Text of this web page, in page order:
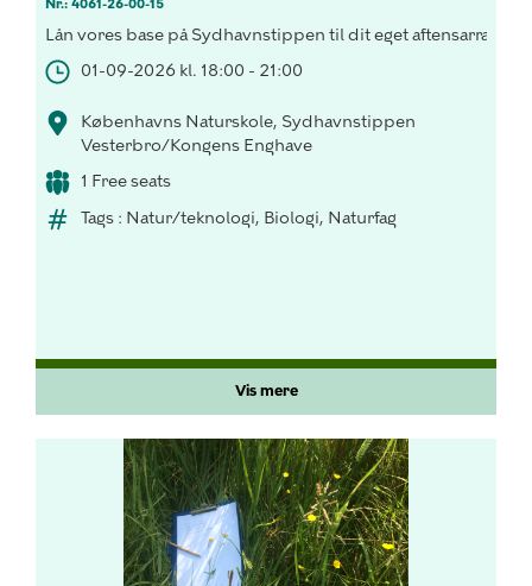
Nr.: 4061-26-00-15
Lån vores base på Sydhavnstippen til dit eget
01-09-2026 kl. 18:00 - 21:00
Københavns Naturskole, Sydhavnstippen
Vesterbro/Kongens Enghave
1 Free seats
Tags : Natur/teknologi, Biologi, Naturfag
Vis mere